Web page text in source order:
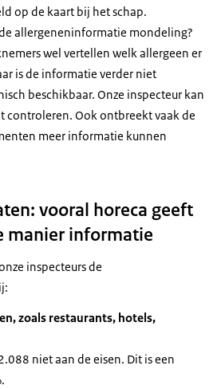
op de kaart bij het schap.
allergeneninformatie mondeling?
wel vertellen welk allergeen er
is de informatie verder niet
beschikbaar. Onze inspecteur kan
controleren. Ook ontbreekt vaak de
meer informatie kunnen
vooral horeca geeft
manier informatie
inspecteurs de
zoals restaurants, hotels,
niet aan de eisen. Dit is een